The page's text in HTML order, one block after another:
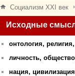
Социализм XXI век
Исходные
онтология,
личность,
нация,